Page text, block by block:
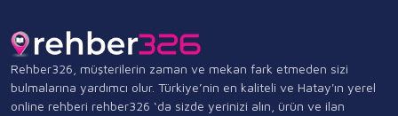
Rehber326, müşterilerin zaman ve mekan fark etmeden sizi
bulmalarına yardımcı olur. Türkiye’nin en kaliteli ve Hatay'ın yerel
online rehberi rehber326 ‘da sizde yerinizi alın, ürün ve ilan